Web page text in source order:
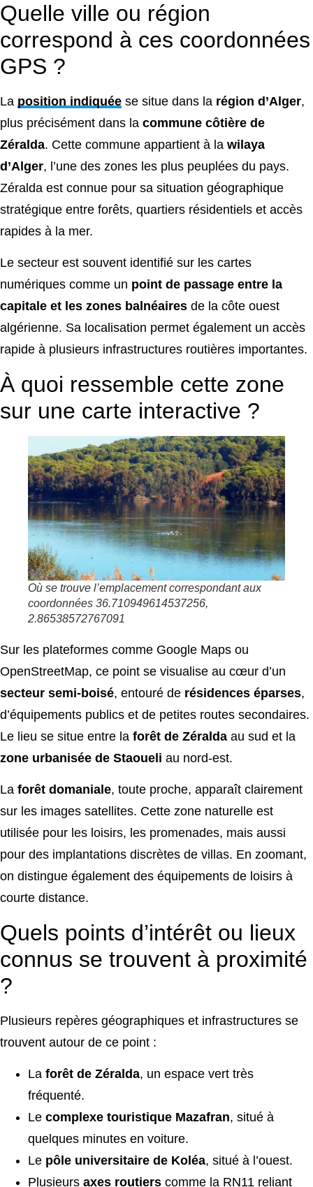
Quelle ville ou région
correspond à ces coordonnées
GPS ?
La position indiquée se situe dans la région d’Alger,
plus précisément dans la commune côtière de
Zéralda. Cette commune appartient à la wilaya
d’Alger, l’une des zones les plus peuplées du pays.
Zéralda est connue pour sa situation géographique
stratégique entre forêts, quartiers résidentiels et accès
rapides à la mer.
Le secteur est souvent identifié sur les cartes
numériques comme un point de passage entre la
capitale et les zones balnéaires de la côte ouest
algérienne. Sa localisation permet également un accès
rapide à plusieurs infrastructures routières importantes.
À quoi ressemble cette zone
sur une carte interactive ?
Où se trouve l’emplacement correspondant aux
coordonnées 36.710949614537256,
2.86538572767091
Sur les plateformes comme Google Maps ou
OpenStreetMap, ce point se visualise au cœur d’un
secteur semi-boisé, entouré de résidences éparses,
d’équipements publics et de petites routes secondaires.
Le lieu se situe entre la forêt de Zéralda au sud et la
zone urbanisée de Staoueli au nord-est.
La forêt domaniale, toute proche, apparaît clairement
sur les images satellites. Cette zone naturelle est
utilisée pour les loisirs, les promenades, mais aussi
pour des implantations discrètes de villas. En zoomant,
on distingue également des équipements de loisirs à
courte distance.
Quels points d’intérêt ou lieux
connus se trouvent à proximité
?
Plusieurs repères géographiques et infrastructures se
trouvent autour de ce point :
La forêt de Zéralda, un espace vert très
fréquenté.
Le complexe touristique Mazafran, situé à
quelques minutes en voiture.
Le pôle universitaire de Koléa, situé à l’ouest.
Plusieurs axes routiers comme la RN11 reliant